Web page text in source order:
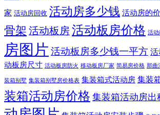
家 活动房回收 活动房多少钱 活动房的
骨架 活动板房活动板房价格 活动
房图片 活动板房多少钱一平方 活
动板房尺寸 活动板房防火 移动板房厂家 简易房价格 那曲
装箱别墅 集装箱别墅房价格表 集装箱式活动房 集装
装箱活动房价格 集装箱活动房出